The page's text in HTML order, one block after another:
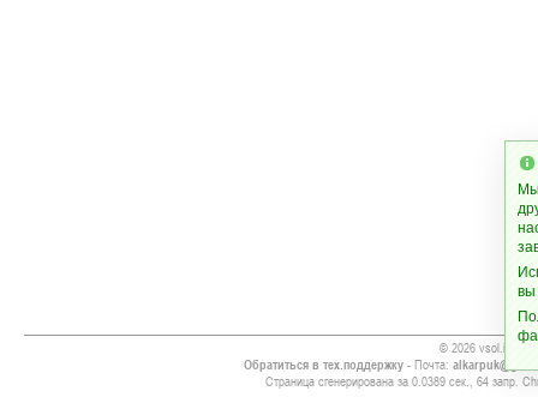
© 2026 vsol.info
Обратиться в тех.поддержку- Почта:
Страница сгенерирована за 0.0389 сек., 64 запр.
вы